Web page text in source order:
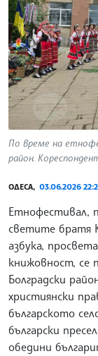
По време на
район.
ОДЕСА, 03.06.2026
Етнофестивал,
светите братя
азбука,
книжовност, се
Болградски
християнски
българското
български
обедини